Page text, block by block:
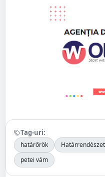
Tag-uri:
határőrök
petei vám